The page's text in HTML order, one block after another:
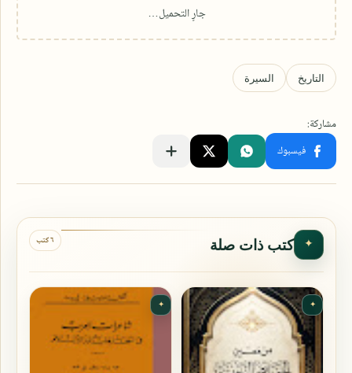
✦ كتب ذات صلة ٦ كتب
✦
✦